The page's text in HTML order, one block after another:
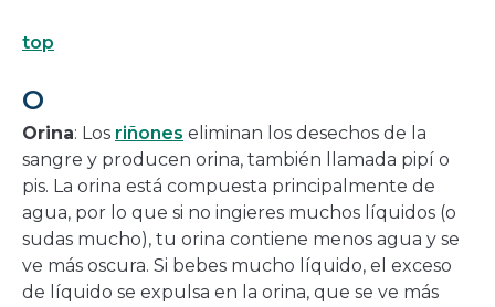
top
O
Orina: Los riñones eliminan los desechos de la
sangre y producen orina, también llamada pipí o
pis. La orina está compuesta principalmente de
agua, por lo que si no ingieres muchos líquidos (o
sudas mucho), tu orina contiene menos agua y se
ve más oscura. Si bebes mucho líquido, el exceso
de líquido se expulsa en la orina, que se ve más